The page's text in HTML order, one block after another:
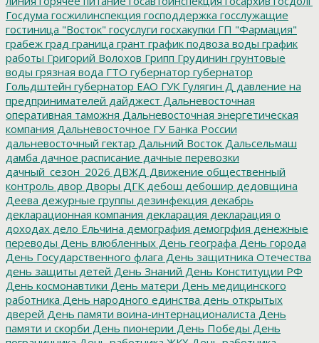
Госдума госжилинспекция господдержка госслужащие
гостиница "Восток" госуслуги госхакупки ГП "Фармация"
грабеж град граница грант график подвоза воды график
работы Григорий Волохов Грипп Грудинин грунтовые
воды грязная вода ГТО губернатор губернатор
Гольдштейн губернатор ЕАО ГУК Гулягин Д давление на
предпринимателей дайджест Дальневосточная
оперативная таможня Дальневосточная энергетическая
компания Дальневосточное ГУ Банка России
дальневосточный гектар Дальний Восток Дальсельмаш
дамба дачное расписание дачные перевозки
дачный_сезон_2026 ДВЖД Движение общественный
контроль двор Дворы ДГК дебош дебошир дедовщина
Деева дежурные группы дезинфекция декабрь
декларационная компания декларация декларация о
доходах дело Ельчина демография демогрфия денежные
переводы День влюбленных День географа День города
День Государственного флага День защитника Отечества
день защиты детей День Знаний День Конституции РФ
День космонавтики День матери День медицинского
работника День народного единства день открытых
дверей День памяти воина-интернационалиста День
памяти и скорби День пионерии День Победы День